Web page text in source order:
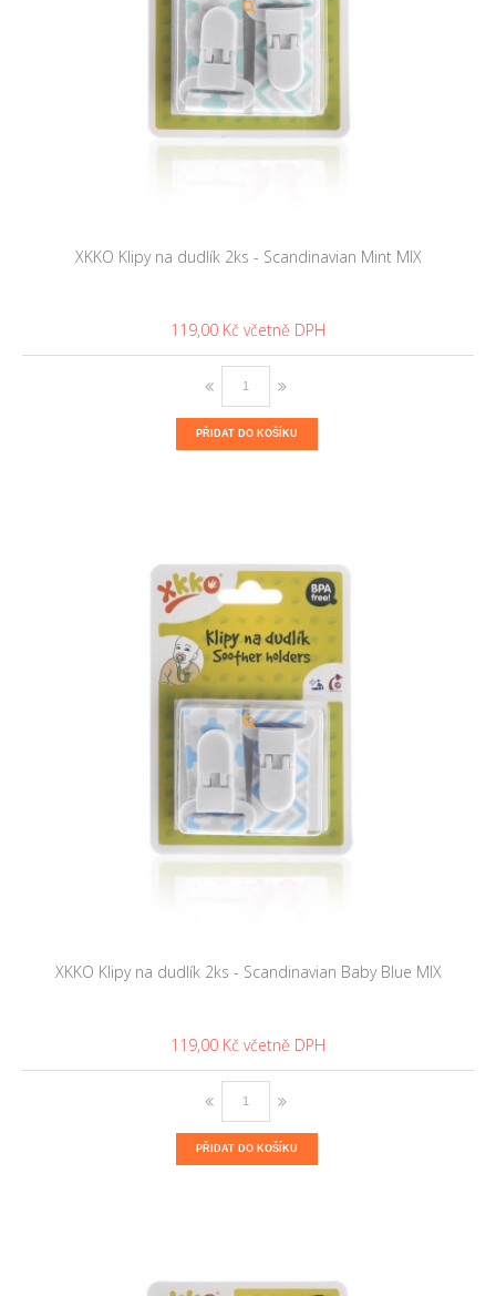
XKKO Klipy na dudlík 2ks - Scandinavian Mint MIX
119,00 Kč
PŘIDAT DO KOŠÍKU
XKKO Klipy na dudlík 2ks - Scandinavian Baby Blue MIX
119,00 Kč
PŘIDAT DO KOŠÍKU